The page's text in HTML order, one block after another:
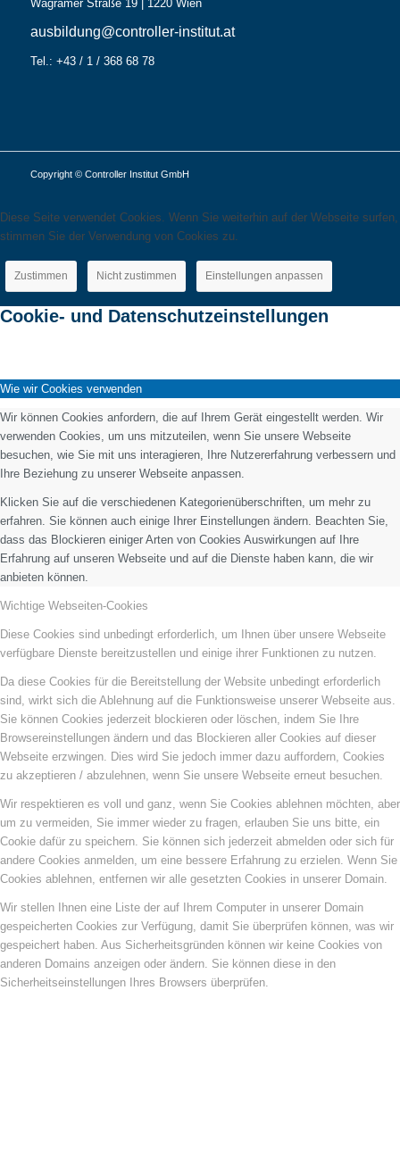
Wagramer Straße 19 | 1220 Wien
ausbildung@controller-institut.at
Tel.: +43 / 1 / 368 68 78
Copyright © Controller Institut GmbH
Diese Seite verwendet Cookies. Wenn Sie weiterhin auf der Webseite surfen,
stimmen Sie der Verwendung von Cookies zu.
Zustimmen Nicht zustimmen Einstellungen anpassen
Cookie- und Datenschutzeinstellungen
Wie wir Cookies verwenden
Wir können Cookies anfordern, die auf Ihrem Gerät eingestellt werden. Wir
verwenden Cookies, um uns mitzuteilen, wenn Sie unsere Webseite
besuchen, wie Sie mit uns interagieren, Ihre Nutzererfahrung verbessern und
Ihre Beziehung zu unserer Webseite anpassen.
Klicken Sie auf die verschiedenen Kategorienüberschriften, um mehr zu
erfahren. Sie können auch einige Ihrer Einstellungen ändern. Beachten Sie,
dass das Blockieren einiger Arten von Cookies Auswirkungen auf Ihre
Erfahrung auf unseren Webseite und auf die Dienste haben kann, die wir
anbieten können.
Wichtige Webseiten-Cookies
Diese Cookies sind unbedingt erforderlich, um Ihnen über unsere Webseite
verfügbare Dienste bereitzustellen und einige ihrer Funktionen zu nutzen.
Da diese Cookies für die Bereitstellung der Website unbedingt erforderlich
sind, wirkt sich die Ablehnung auf die Funktionsweise unserer Webseite aus.
Sie können Cookies jederzeit blockieren oder löschen, indem Sie Ihre
Browsereinstellungen ändern und das Blockieren aller Cookies auf dieser
Webseite erzwingen. Dies wird Sie jedoch immer dazu auffordern, Cookies
zu akzeptieren / abzulehnen, wenn Sie unsere Webseite erneut besuchen.
Wir respektieren es voll und ganz, wenn Sie Cookies ablehnen möchten, aber
um zu vermeiden, Sie immer wieder zu fragen, erlauben Sie uns bitte, ein
Cookie dafür zu speichern. Sie können sich jederzeit abmelden oder sich für
andere Cookies anmelden, um eine bessere Erfahrung zu erzielen. Wenn Sie
Cookies ablehnen, entfernen wir alle gesetzten Cookies in unserer Domain.
Wir stellen Ihnen eine Liste der auf Ihrem Computer in unserer Domain
gespeicherten Cookies zur Verfügung, damit Sie überprüfen können, was wir
gespeichert haben. Aus Sicherheitsgründen können wir keine Cookies von
anderen Domains anzeigen oder ändern. Sie können diese in den
Sicherheitseinstellungen Ihres Browsers überprüfen.